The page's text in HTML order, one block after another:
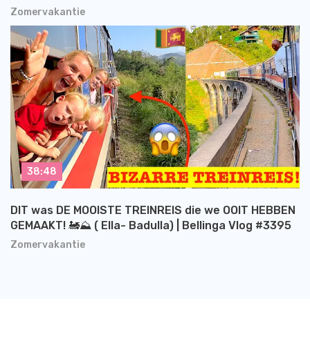
Zomervakantie
Zomervakantie
DIT was DE MOOISTE TREINREIS die we OOIT HEBBEN
GEMAAKT! 🚂⛰️ ( Ella- Badulla) | Bellinga Vlog #3395
38:48